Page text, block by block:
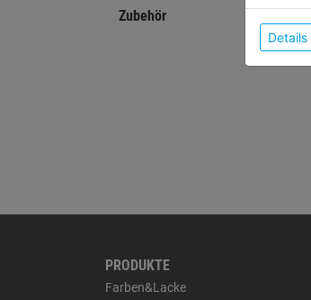
Zubehör
PRODUKTE
Farben&Lacke